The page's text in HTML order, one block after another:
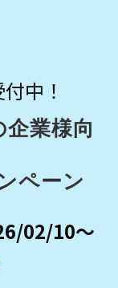
中！
企業様向
ペーン
02/10～